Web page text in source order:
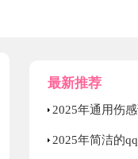
最新推荐